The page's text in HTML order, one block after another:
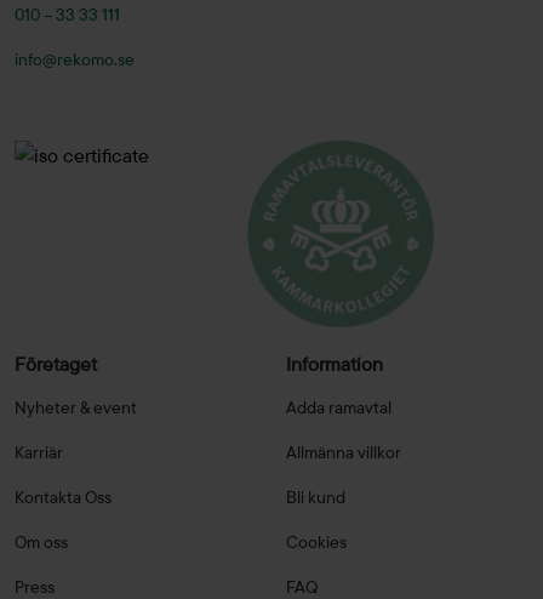
010 – 33 33 111
info@rekomo.se
Företaget
Nyheter & event
Karriär
Kontakta Oss
Om oss
Press
Information
Adda ramavtal
Allmänna villkor
Bli kund
Cookies
FAQ